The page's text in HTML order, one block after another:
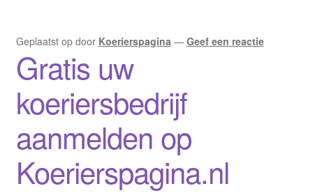
Geplaatst op door Koerierspagina — Geef een reactie
Gratis uw
koeriersbedrijf
aanmelden op
Koerierspagina.nl